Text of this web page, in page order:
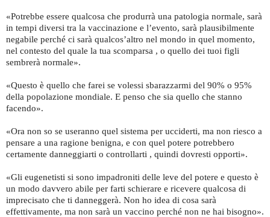
«Potrebbe essere qualcosa che produrrà una patologia normale, sarà
in tempi diversi tra la vaccinazione e l’evento, sarà plausibilmente
negabile perché ci sarà qualcos’altro nel mondo in quel momento,
nel contesto del quale la tua scomparsa , o quello dei tuoi figli
sembrerà normale».
«Questo è quello che farei se volessi sbarazzarmi del 90% o 95%
della popolazione mondiale. E penso che sia quello che stanno
facendo».
«Ora non so se useranno quel sistema per ucciderti, ma non riesco a
pensare a una ragione benigna, e con quel potere potrebbero
certamente danneggiarti o controllarti , quindi dovresti opporti».
«Gli eugenetisti si sono impadroniti delle leve del potere e questo è
un modo davvero abile per farti schierare e ricevere qualcosa di
imprecisato che ti danneggerà. Non ho idea di cosa sarà
effettivamente, ma non sarà un vaccino perché non ne hai bisogno».